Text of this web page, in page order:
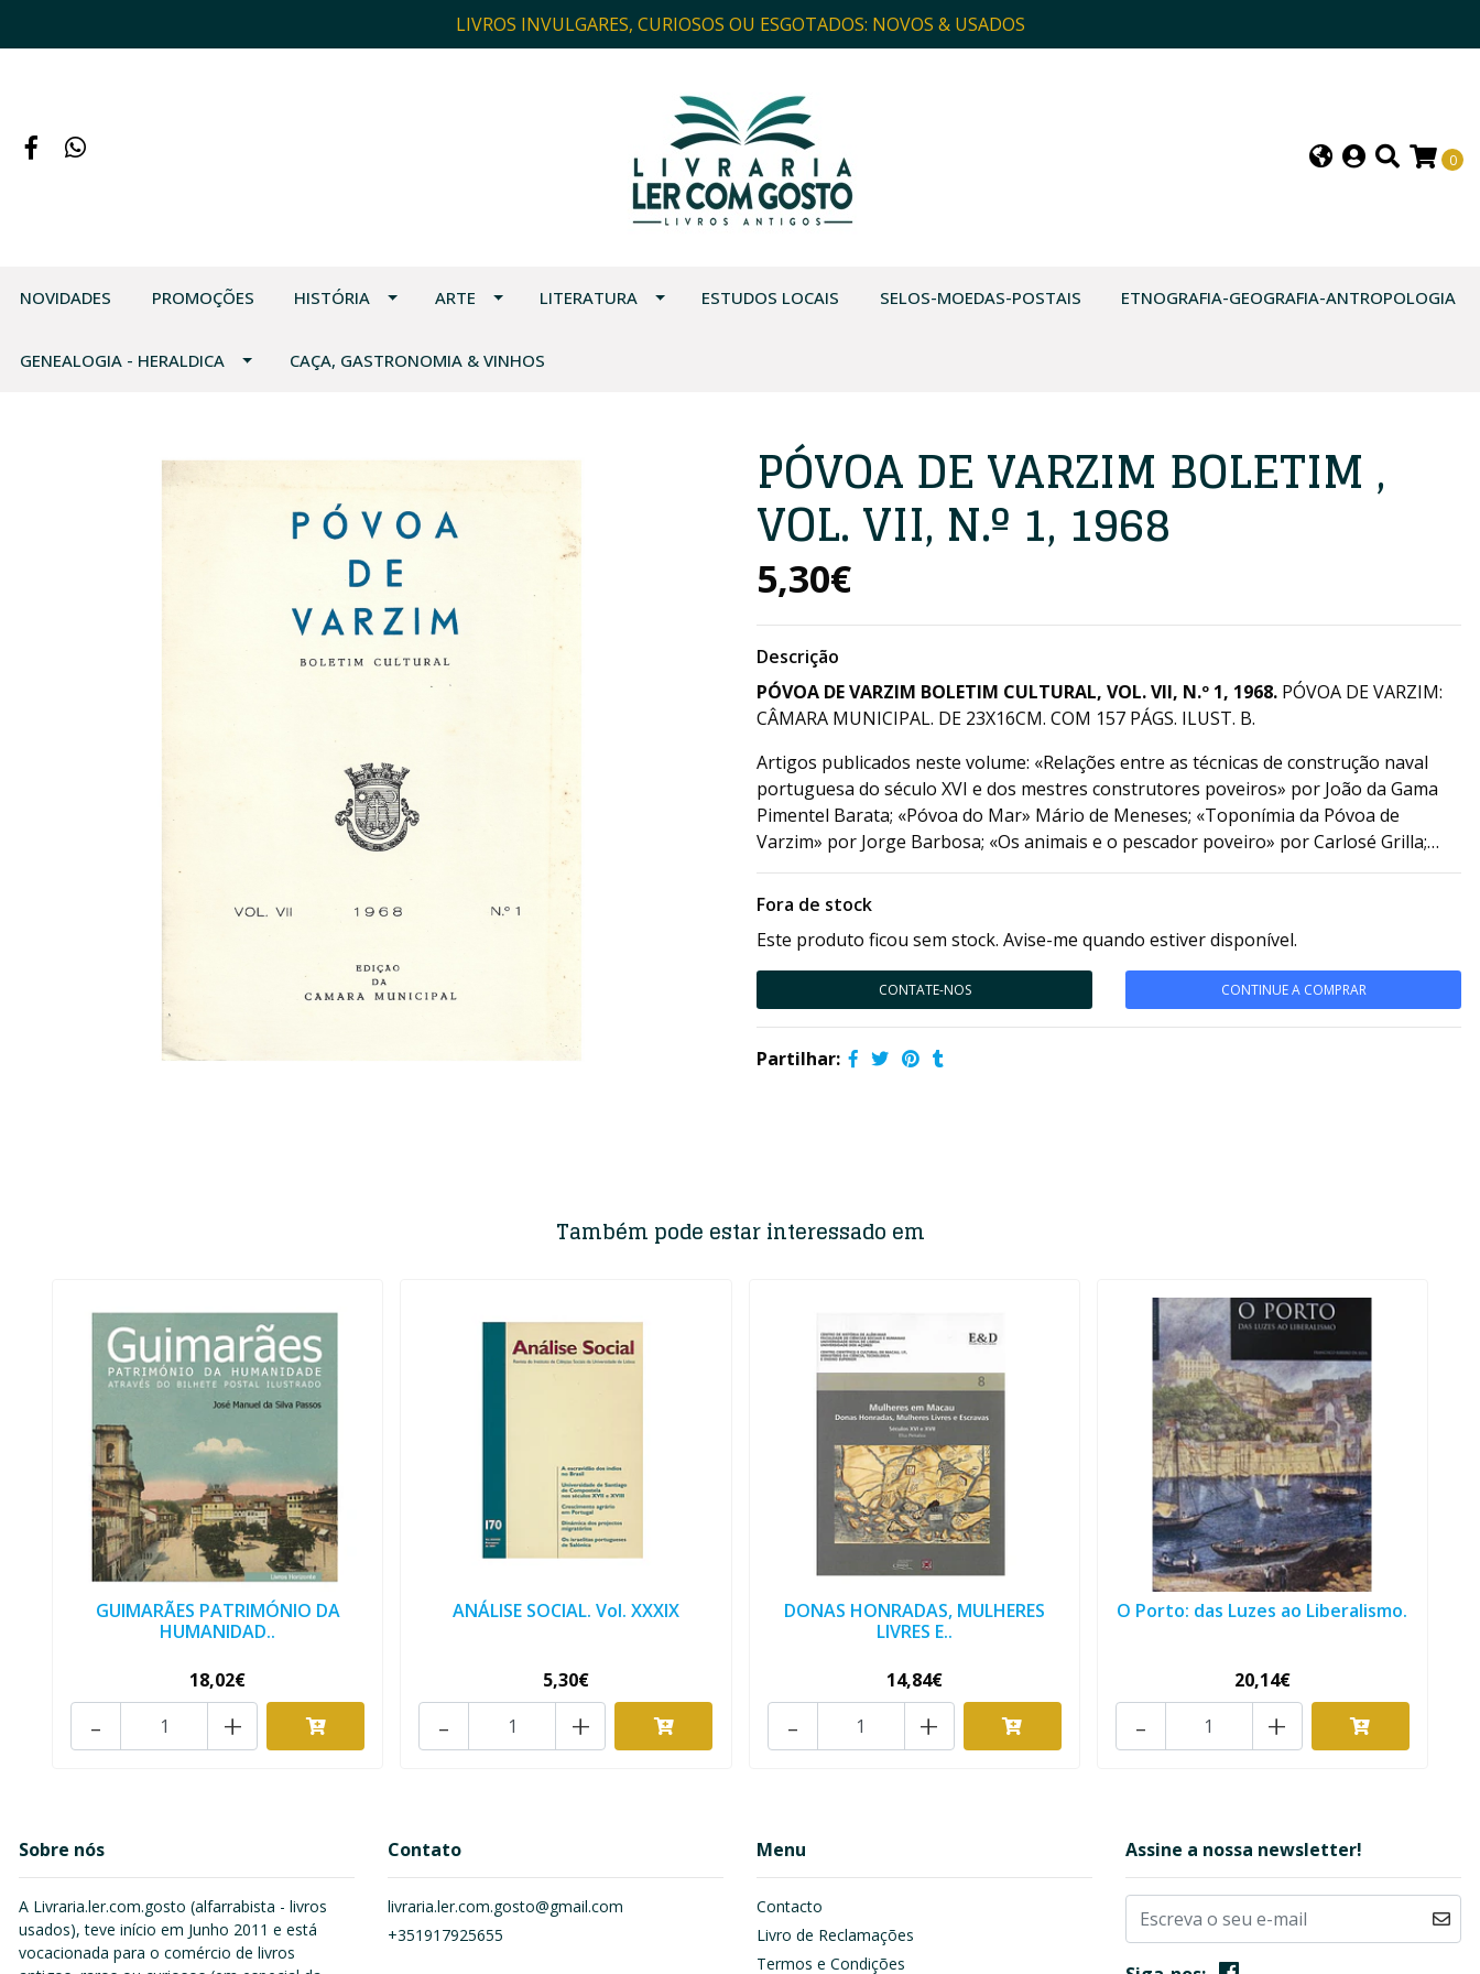
LIVROS INVULGARES, CURIOSOS OU ESGOTADOS: NOVOS & USADOS
0
NOVIDADES PROMOÇÕES HISTÓRIA ARTE LITERATURA ESTUDOS LOCAIS SELOS-MOEDAS-POSTAIS ETNOGRAFIA-GEOGRAFIA-ANTROPOLOGIA
GENEALOGIA - HERALDICA CAÇA, GASTRONOMIA & VINHOS
PÓVOA DE VARZIM BOLETIM ,
VOL. VII, N.º 1, 1968
5,30€
Descrição
PÓVOA DE VARZIM BOLETIM CULTURAL, VOL. VII, N.º 1, 1968. PÓVOA DE VARZIM:
CÂMARA MUNICIPAL. DE 23X16CM. COM 157 PÁGS. ILUST. B.
Artigos publicados neste volume: «Relações entre as técnicas de construção naval
portuguesa do século XVI e dos mestres construtores poveiros» por João da Gama
Pimentel Barata; «Póvoa do Mar» Mário de Meneses; «Toponímia da Póvoa de
Varzim» por Jorge Barbosa; «Os animais e o pescador poveiro» por Carlosé Grilla;…
Fora de stock
Este produto ficou sem stock. Avise-me quando estiver disponível.
CONTATE-NOS CONTINUE A COMPRAR
Partilhar:
Também pode estar interessado em
GUIMARÃES PATRIMÓNIO DA
HUMANIDAD..
18,02€
+
-
ANÁLISE SOCIAL. Vol. XXXIX
5,30€
+
-
DONAS HONRADAS, MULHERES
LIVRES E..
14,84€
+
-
O Porto: das Luzes ao Liberalismo.
20,14€
+
-
Sobre nós
A Livraria.ler.com.gosto (alfarrabista - livros
usados), teve início em Junho 2011 e está
vocacionada para o comércio de livros
Contato
livraria.ler.com.gosto@gmail.com
+351917925655
Menu
Contacto
Livro de Reclamações
Termos e Condições
Assine a nossa newsletter!